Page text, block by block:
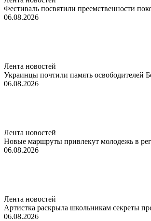
Фестиваль посвятили преемственности
06.08.2026
Лента новостей
Украинцы почтили память освободителей
06.08.2026
Лента новостей
Новые маршруты привлекут молодежь в
06.08.2026
Лента новостей
Артистка раскрыла школьникам секреты
06.08.2026